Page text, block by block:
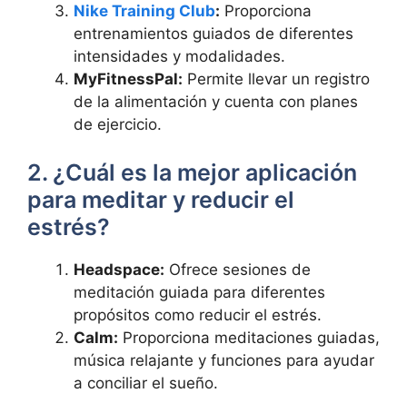
Nike Training Club: Proporciona
entrenamientos guiados de diferentes
intensidades y modalidades.
MyFitnessPal: Permite llevar un registro
de la alimentación y cuenta con planes
de ejercicio.
2. ¿Cuál es la mejor aplicación
para meditar y reducir el
estrés?
Headspace: Ofrece sesiones de
meditación guiada para diferentes
propósitos como reducir el estrés.
Calm: Proporciona meditaciones guiadas,
música relajante y funciones para ayudar
a conciliar el sueño.